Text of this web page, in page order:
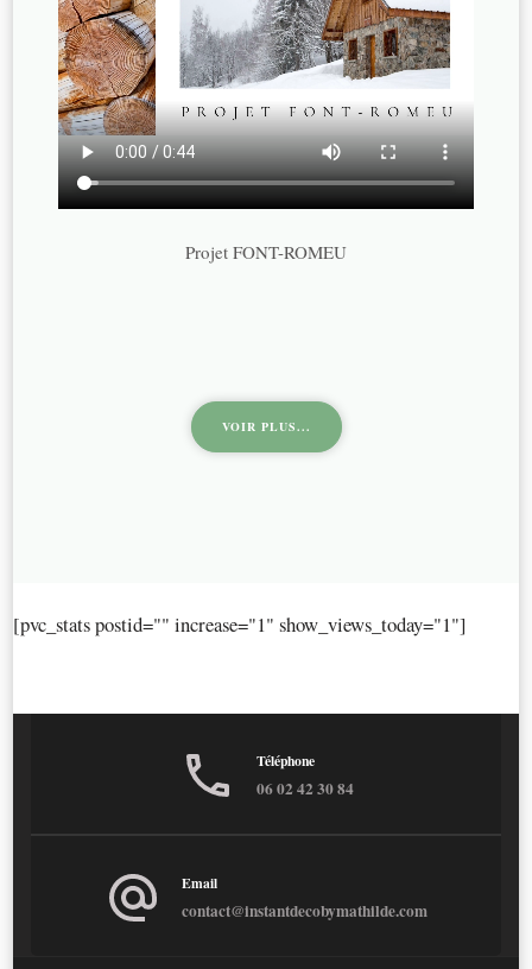
Projet FONT-ROMEU
VOIR PLUS...
[pvc_stats postid="" increase="1" show_views_today="1"]
Téléphone
06 02 42 30 84
Email
contact@instantdecobymathilde.com